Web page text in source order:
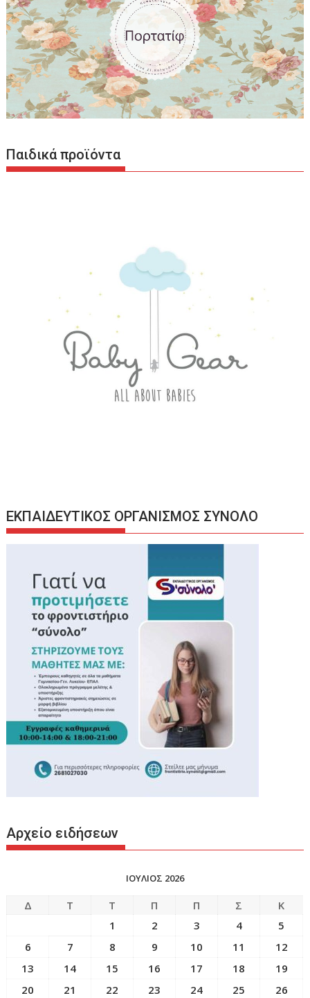
Παιδικά προϊόντα
ΕΚΠΑΙΔΕΥΤΙΚΟΣ ΟΡΓΑΝΙΣΜΟΣ ΣΥΝΟΛΟ
Αρχείο ειδήσεων
ΙΟΥΛΙΟΣ 2026
Δ Τ Τ Π Π Σ
Κ
1
2 3 4
5
6
7 8 9 10 11
12
13
14 15 16 17 18
19
20
21 22 23 24 25
26